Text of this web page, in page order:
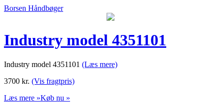
Borsen Håndbøger
Industry model 4351101
Industry model 4351101 (Læs mere)
3700 kr. (Vis fragtpris)
Læs mere »Køb nu »